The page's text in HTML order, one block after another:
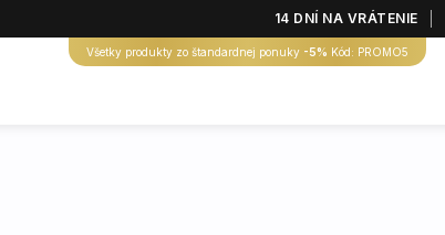
14 DNÍ NA VRÁTENIE
Všetky produkty zo štandardnej ponuky -5% Kód: PROMO5